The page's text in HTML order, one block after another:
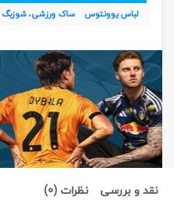
لباس یوونتوس ساک ورزشی، شوزبگ
نقد و بررسی نظرات (0)